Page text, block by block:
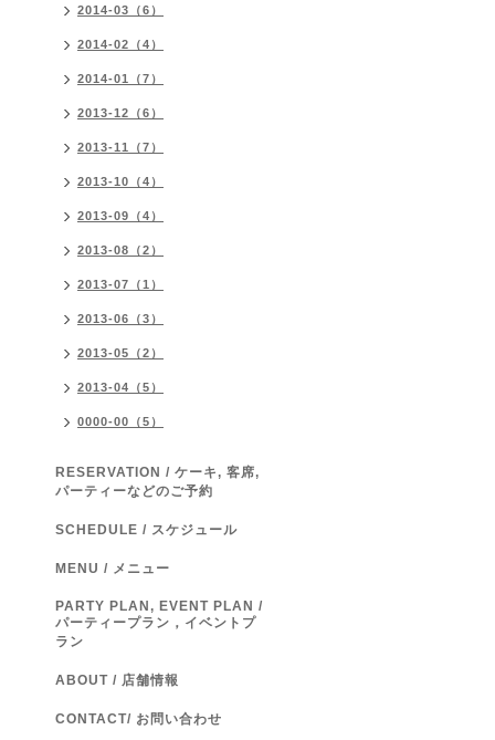
2014-03（6）
2014-02（4）
2014-01（7）
2013-12（6）
2013-11（7）
2013-10（4）
2013-09（4）
2013-08（2）
2013-07（1）
2013-06（3）
2013-05（2）
2013-04（5）
0000-00（5）
RESERVATION / ケーキ, 客席,
パーティーなどのご予約
SCHEDULE / スケジュール
MENU / メニュー
PARTY PLAN, EVENT PLAN /
パーティープラン，イベントプ
ラン
ABOUT / 店舗情報
CONTACT/ お問い合わせ